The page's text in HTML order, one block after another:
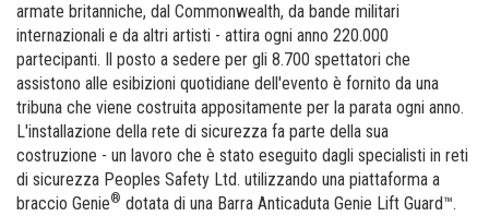
armate britanniche, dal Commonwealth, da bande militari
internazionali e da altri artisti - attira ogni anno 220.000
partecipanti. Il posto a sedere per gli 8.700 spettatori che
assistono alle esibizioni quotidiane dell'evento è fornito da una
tribuna che viene costruita appositamente per la parata ogni anno.
L'installazione della rete di sicurezza fa parte della sua
costruzione - un lavoro che è stato eseguito dagli specialisti in reti
di sicurezza Peoples Safety Ltd. utilizzando una piattaforma a
braccio Genie® dotata di una Barra Anticaduta Genie Lift Guard™.